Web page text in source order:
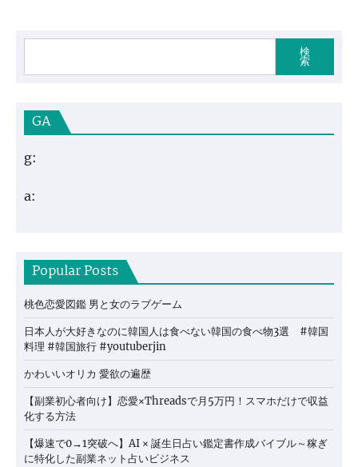
検
索
GA
g:
a:
Popular Posts
桃色恋愛図鑑 男と女のラブゲーム
日本人が大好きなのに韓国人は食べない韓国の食べ物3選 #韓国
料理 #韓国旅行 #youtuberjin
かわいいオリカ 愛欲の遍歴
【副業初心者向け】恋愛×Threadsで月5万円！スマホだけで収益
化する方法
【爆速で0→1突破へ】AI × 誕生日占い鑑定書作成バイブル～稼ぎ
に特化した副業ネット占いビジネス